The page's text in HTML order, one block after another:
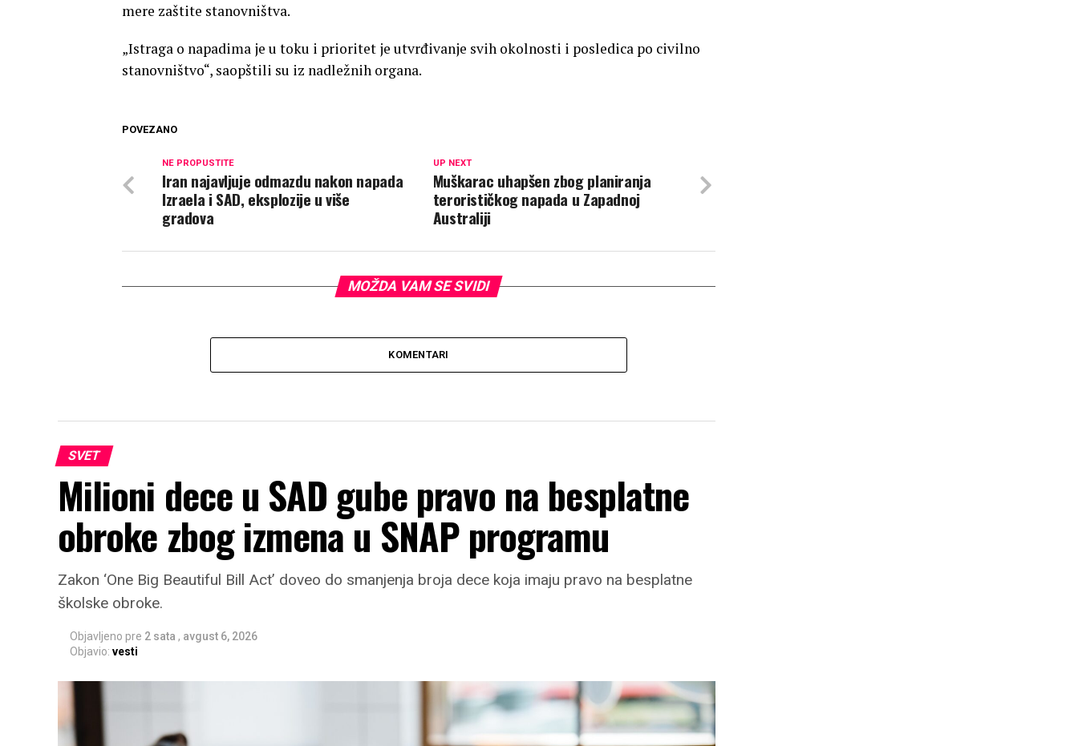
mere zaštite stanovništva.
„Istraga o napadima je u toku i prioritet je utvrđivanje svih okolnosti i posledica po civilno
stanovništvo“, saopštili su iz nadležnih organa.
POVEZANO
UP NEXT
Muškarac uhapšen zbog planiranja
terorističkog napada u Zapadnoj
Australiji
NE PROPUSTITE
Iran najavljuje odmazdu nakon napada
Izraela i SAD, eksplozije u više
gradova
MOŽDA VAM SE SVIDI
KOMENTARI
SVET
Milioni dece u SAD gube pravo na besplatne
obroke zbog izmena u SNAP programu
Zakon ‘One Big Beautiful Bill Act’ doveo do smanjenja broja dece koja imaju pravo na besplatne
školske obroke.
Objavljeno pre 2 sata , avgust 6, 2026
Objavio: vesti